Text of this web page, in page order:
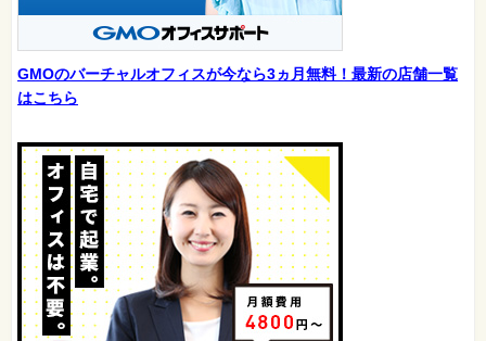
GMOのバーチャルオフィスが今なら3ヵ月無料！最新の店舗一覧
はこちら